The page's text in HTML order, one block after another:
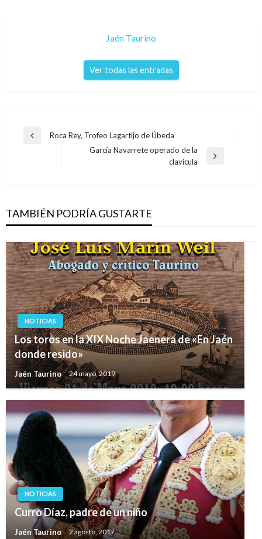
Jaén Taurino
Ver todas las entradas
Navegación
Entrada
Roca Rey, Trofeo Lagartijo de Úbeda
García Navarrete operado de la
clavícula
TAMBIÉN PODRÍA GUSTARTE
NOTICIAS
Los toros en la XIX Noche Jaenera de «En Jaén
donde resido»
Jaén Taurino 24 mayo, 2019
NOTICIAS
Curro Díaz, padre de un niño
Jaén Taurino 2 agosto, 2017